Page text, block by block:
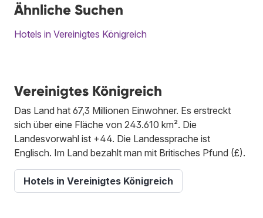
Ähnliche Suchen
Hotels in Vereinigtes Königreich
Vereinigtes Königreich
Das Land hat 67,3 Millionen Einwohner. Es erstreckt
sich über eine Fläche von 243.610 km². Die
Landesvorwahl ist +44. Die Landessprache ist
Englisch. Im Land bezahlt man mit Britisches Pfund (£).
Hotels in Vereinigtes Königreich